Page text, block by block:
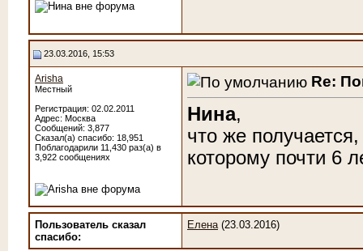
23.03.2016, 15:53
Arisha
Местный
Регистрация: 02.02.2011
Адрес: Москва
Сообщений: 3,877
Сказал(а) спасибо: 18,951
Поблагодарили 11,430 раз(а) в
3,922 сообщениях
Re:
Нина,
что же
которому почти 6
Пользователь сказал
cпасибо:
Елена(23.03.2016)